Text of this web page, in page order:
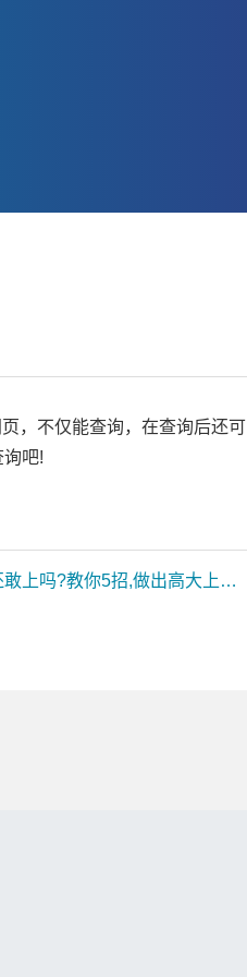
，不仅能查询，在查询后还可
吧!
离开ppt的课,你还敢上吗?教你5招,做出高大上的ppt课件!